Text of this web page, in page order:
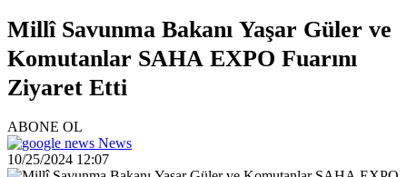
Millî Savunma Bakanı Yaşar Güler ve
Komutanlar SAHA EXPO Fuarını
Ziyaret Etti
ABONE OL
News
10/25/2024 12:07